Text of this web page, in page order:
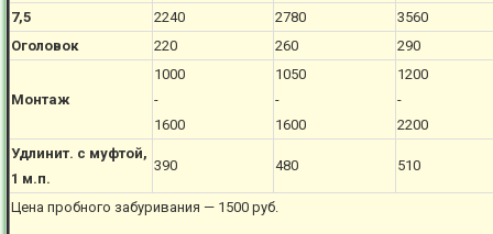
7,5 2240 2780
3560
Оголовок
220 260 290
Монтаж
1000
-
1600
1050
-
1600
1200
-
2200
Удлинит. с муфтой,
1 м.п.
390 480 510
Цена пробного забуривания — 1500 руб.